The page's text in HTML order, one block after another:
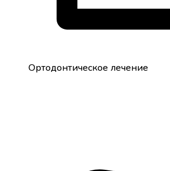
Ортодонтическое лечение